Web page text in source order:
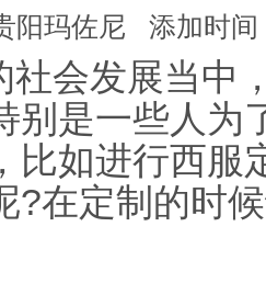
阳玛佐尼 添加时
会发展当中
别是一些人为
比如进行西服
?在定制的时